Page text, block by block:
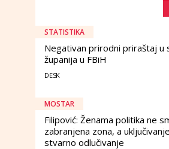
STATISTIKA
Negativan prirodni priraštaj u
županija u FBiH
DESK
MOSTAR
Filipović: Ženama politika ne
zabranjena zona, a
stvarno odlučivanje